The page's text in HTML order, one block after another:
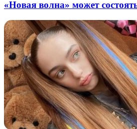
«Новая волна» может